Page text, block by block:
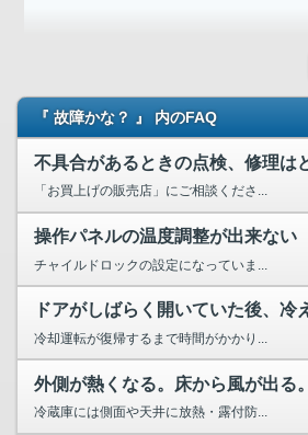
『 故障かな？ 』 内のFAQ
「お買上げの販売店」にご相談くださ...
操作パネルの温度調整が出来ない
チャイルドロックの設定になっていま...
ドアがしばらく開いていた後、冷
冷却運転が復帰するまで時間がかかり...
外側が熱くなる。床から風が出る。
冷蔵庫には側面や天井に放熱・露付防...